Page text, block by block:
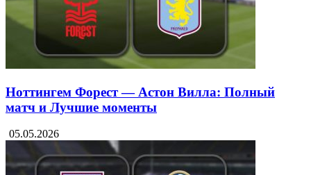
Ноттингем Форест — Астон Вилла: Полный
матч и Лучшие моменты
05.05.2026